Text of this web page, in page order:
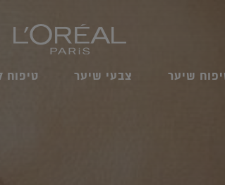
שיער צבעי שיער טיפוח